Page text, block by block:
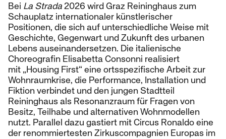
Bei La Strada2026 wird Graz Reininghaus zum
Schauplatz internationaler künstlerischer
Positionen, die sich auf unterschiedliche Weise mit
Geschichte, Gegenwart und Zukunft des urbanen
Lebens auseinandersetzen. Die italienische
Choreografin Elisabetta Consonni realisiert
mit „Housing First“ eine ortsspezifische Arbeit zur
Wohnraumkrise, die Performance, Installation und
Fiktion verbindet und den jungen Stadtteil
Reininghaus als Resonanzraum für Fragen von
Besitz, Teilhabe und alternativen Wohnmodellen
nutzt. Parallel dazu gastiert mit Circus Ronaldo eine
der renommiertesten Zirkuscompagnien Europas im